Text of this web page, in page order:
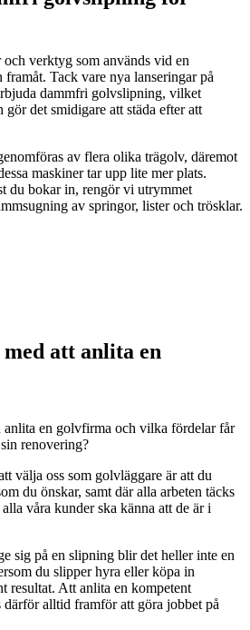
verktyg som används vid en
Tack vare nya lanseringar på
dammfri golvslipning, vilket
gör det smidigare att städa efter att
av flera olika trägolv, däremot
maskiner tar upp lite mer plats.
du bokar in, rengör vi utrymmet
av springor, lister och trösklar.
att anlita en
anlita en golvfirma och vilka fördelar får
renovering?
välja oss som golvläggare är att du
du önskar, samt där alla arbeten täcks
våra kunder ska känna att de är i
sig på en slipning blir det heller inte en
du slipper hyra eller köpa in
resultat. Att anlita en kompetent
alltid framför att göra jobbet på